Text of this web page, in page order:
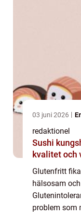
03 juni 2026
redaktionel
Sushi kungsholmen
kvalitet och
Glutenfritt
hälsosam
problem som